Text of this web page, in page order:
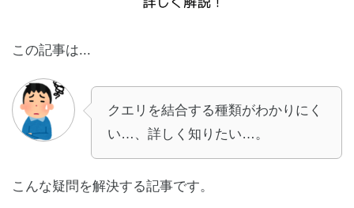
この記事は...
クエリを結合する種類がわかりにく
い…、詳しく知りたい…。
こんな疑問を解決する記事です。